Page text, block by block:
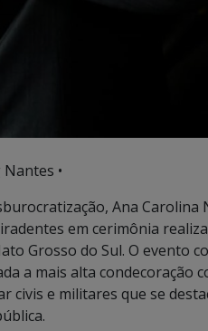
•
Ana Carolina
em cerimônia
Grosso do Sul. O evento
a mais alta condecoração
civis e militares que se